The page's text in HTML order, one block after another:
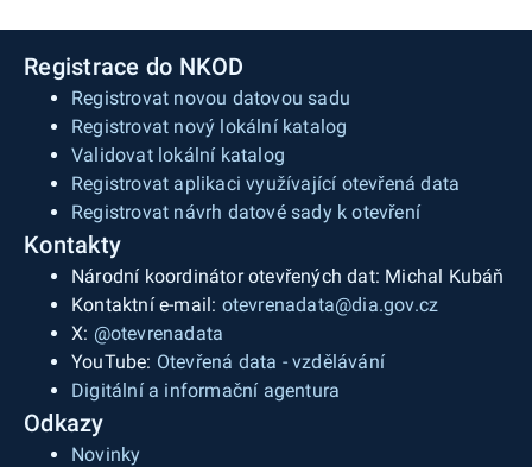
Registrace do NKOD
Registrovat novou datovou sadu
Registrovat nový lokální katalog
Validovat lokální katalog
Registrovat aplikaci využívající otevřená data
Registrovat návrh datové sady k otevření
Kontakty
Národní koordinátor otevřených dat: Michal Kubáň
Kontaktní e-mail: otevrenadata@dia.gov.cz
X: @otevrenadata
YouTube: Otevřená data - vzdělávání
Digitální a informační agentura
Odkazy
Novinky